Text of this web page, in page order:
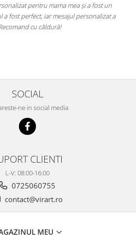
pentru mama mea și a fost un
a fost perfect, iar mesajul personalizat a
cu căldură!
SOCIAL
ne in social media
CLIENTI
L-V: 08:00-16:00
0725060755
contact@virart.ro
MEU